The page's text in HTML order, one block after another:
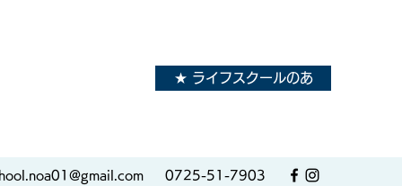
★ ライフスクールのあ
0725-51-7903